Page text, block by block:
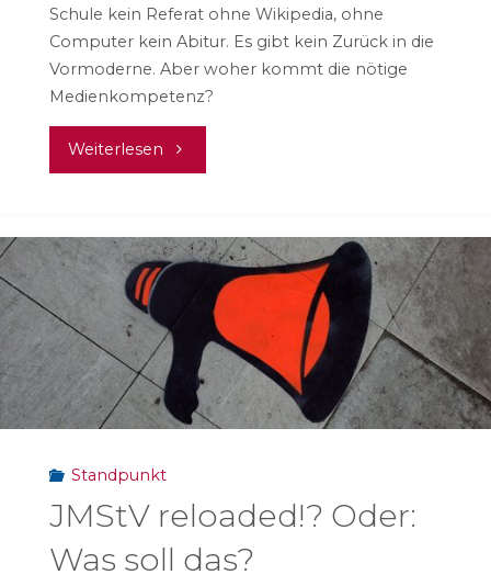
Schule kein Referat ohne Wikipedia, ohne
Computer kein Abitur. Es gibt kein Zurück in die
Vormoderne. Aber woher kommt die nötige
Medienkompetenz?
Weiterlesen "Mehr
für
Erwachsene"
Standpunkt
JMStV reloaded!? Oder:
Was soll das?